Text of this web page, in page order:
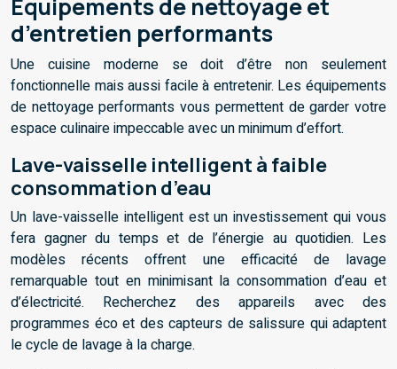
Équipements de nettoyage et
d’entretien performants
Une cuisine moderne se doit d’être non seulement
fonctionnelle mais aussi facile à entretenir. Les équipements
de nettoyage performants vous permettent de garder votre
espace culinaire impeccable avec un minimum d’effort.
Lave-vaisselle intelligent à faible
consommation d’eau
Un lave-vaisselle intelligent est un investissement qui vous
fera gagner du temps et de l’énergie au quotidien. Les
modèles récents offrent une efficacité de lavage
remarquable tout en minimisant la consommation d’eau et
d’électricité. Recherchez des appareils avec des
programmes éco et des capteurs de salissure qui adaptent
le cycle de lavage à la charge.